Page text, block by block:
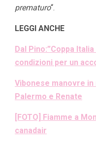
prematuro“.
LEGGI ANCHE
Dal Pino:”Coppa
condizioni per un
Vibonese manovre
Palermo e Renate
[FOTO] Fiamme a
canadair